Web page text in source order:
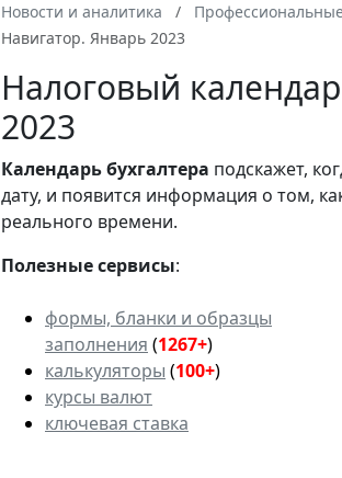
Новости и аналитика
Навигатор. Январь 2023
Налоговый
2023
Календарьбухгалтера подскажет,
дату, и появится информация о том,
реального времени.
Полезные сервисы:
формы, бланки и образцы
заполнения (1267+)
калькуляторы (100+)
курсы валют
ключевая ставка